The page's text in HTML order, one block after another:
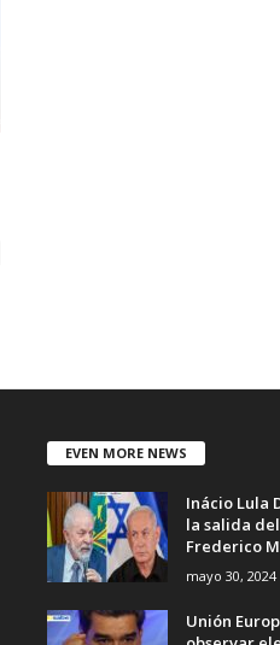
EVEN MORE NEWS
Inácio Lula
la salida
Frederico
mayo 30, 2024
Unión